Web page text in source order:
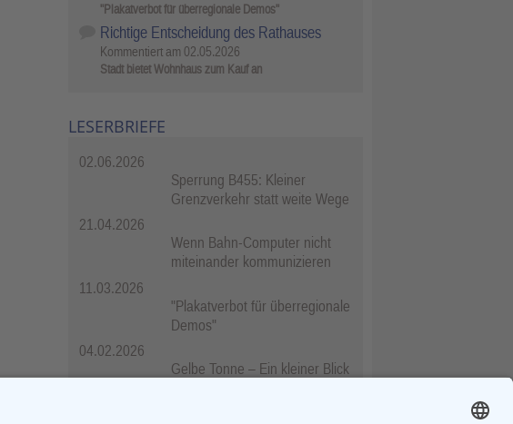
"Plakatverbot für überregionale Demos"
Richtige Entscheidung des Rathauses
Kommentiert am 02.05.2026
Stadt bietet Wohnhaus zum Kauf an
LESERBRIEFE
02.06.2026
Sperrung B455: Kleiner
Grenzverkehr statt weite Wege
21.04.2026
Wenn Bahn-Computer nicht
miteinander kommunizieren
11.03.2026
"Plakatverbot für überregionale
Demos"
04.02.2026
Gelbe Tonne – Ein kleiner Blick